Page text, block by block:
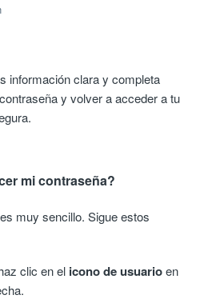
información clara y completa
y volver a acceder a tu
mi contraseña?
muy sencillo. Sigue estos
clic en el icono de usuarioen